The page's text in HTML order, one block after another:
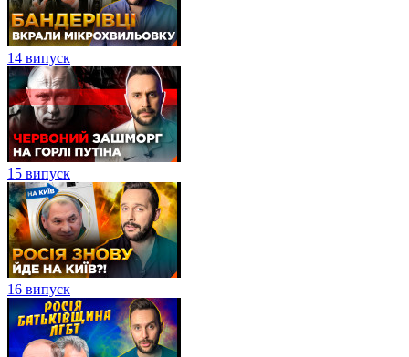
14 випуск
15 випуск
16 випуск